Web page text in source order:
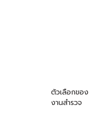
ตัวเลือกของ
งานสำรวจ